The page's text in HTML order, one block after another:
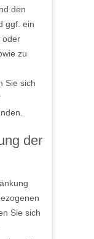
den
ggf. ein
oder
zu
Sie sich
der
Sie sich